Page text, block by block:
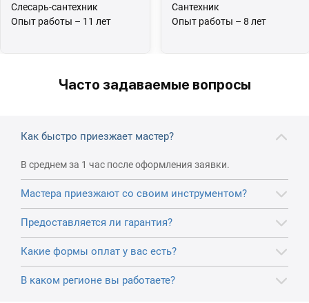
Слесарь-сантехник
Опыт работы – 11 лет
Сантехник
Опыт работы – 8 лет
Часто задаваемые вопросы
Как быстро приезжает мастер?
В среднем за 1 час после оформления заявки.
Мастера приезжают со своим инструментом?
Предоставляется ли гарантия?
Какие формы оплат у вас есть?
В каком регионе вы работаете?